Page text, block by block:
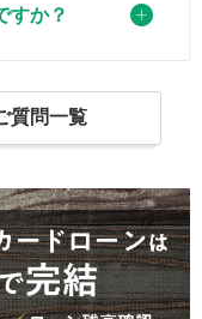
すか？
質問一覧